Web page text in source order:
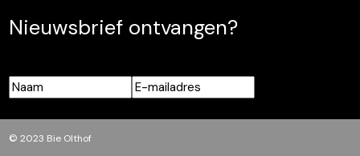
Nieuwsbrief ontvangen?
Naam
E-
mailadres
© 2023 Bie Olthof